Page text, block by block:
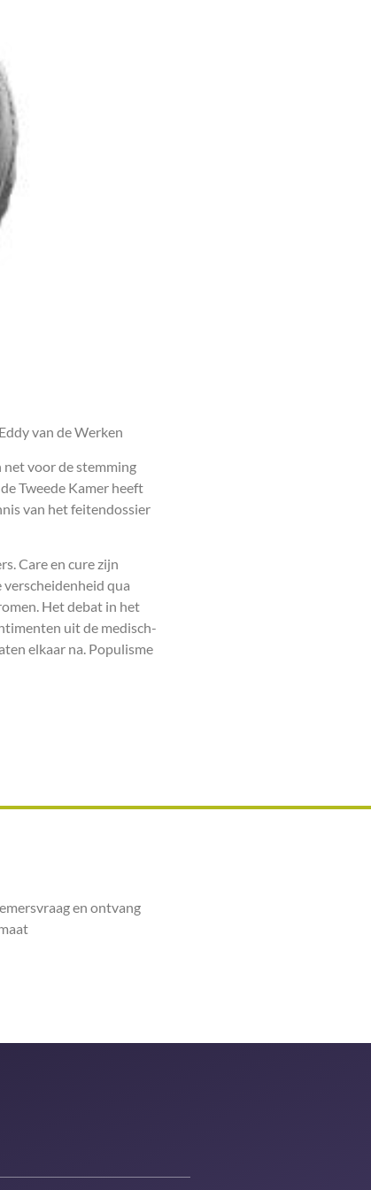
van de Werken
net voor de stemming
Tweede Kamer heeft
van het feitendossier
Care en cure zijn
qua
Het debat in het
uit de medisch-
elkaar na. Populisme
en ontvang